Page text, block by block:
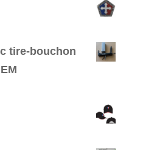
tire-bouchon